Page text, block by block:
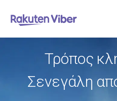
Τρόπος
Σενεγάλη